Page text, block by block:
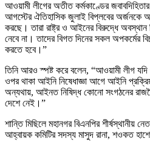
আওয়ামী লীগের অতীত কর্মকাণ্ডের
আগস্টের ঐতিহাসিক জুলাই বিপ্লবের অর্জনকে
করছে। তারা রাষ্ট্র ও আইনের বিরুদ্ধে
নেবে না। তাদের বিগত দিনের সকল অপকর্মের
করতে হবে।”
তিনি আরও স্পষ্ট করে বলেন, “আওয়ামী লীগ যদি
ওপর থাকা আইনি নিষেধাজ্ঞা আগে আইনি
অন্যথায়, আইনত নিষিদ্ধ কোনো সংগঠনের
দেশে নেই।”
শান্তি মিছিলে মহানগর বিএনপির
আহ্বায়ক কমিটির সদস্য মাসুদ রানা, শওকত